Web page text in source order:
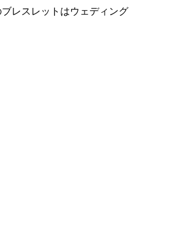
レスレットはウェディング